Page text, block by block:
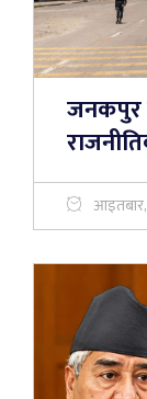
जनकपुर